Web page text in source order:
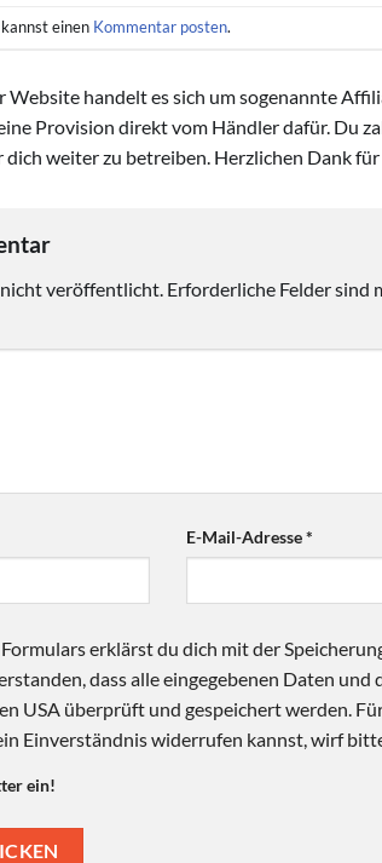
einen Kommentar posten.
Website handelt es sich um sogenannte
Provision direkt vom Händler dafür. Du
dich weiter zu betreiben. Herzlichen Dank
veröffentlicht. Erforderliche Felder sind
E-Mail-Adresse*
erklärst du dich mit der
dass alle eingegebenen Daten
USA überprüft und gespeichert werden.
Einverständnis widerrufen kannst, wirf
ein!